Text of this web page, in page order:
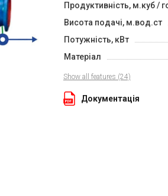
Продуктивність, м.куб /
Висота подачі, м.вод.ст
Потужність, кВт
Матеріал
Show all features (24)
Документація